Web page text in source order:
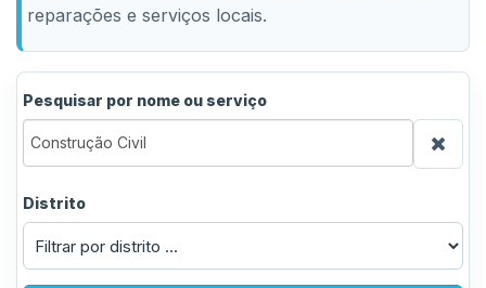
reparações e serviços locais.
Pesquisar por nome ou serviço
Distrito